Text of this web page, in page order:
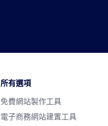
所有選項
免費網站製作工具
電子商務網站建置工具